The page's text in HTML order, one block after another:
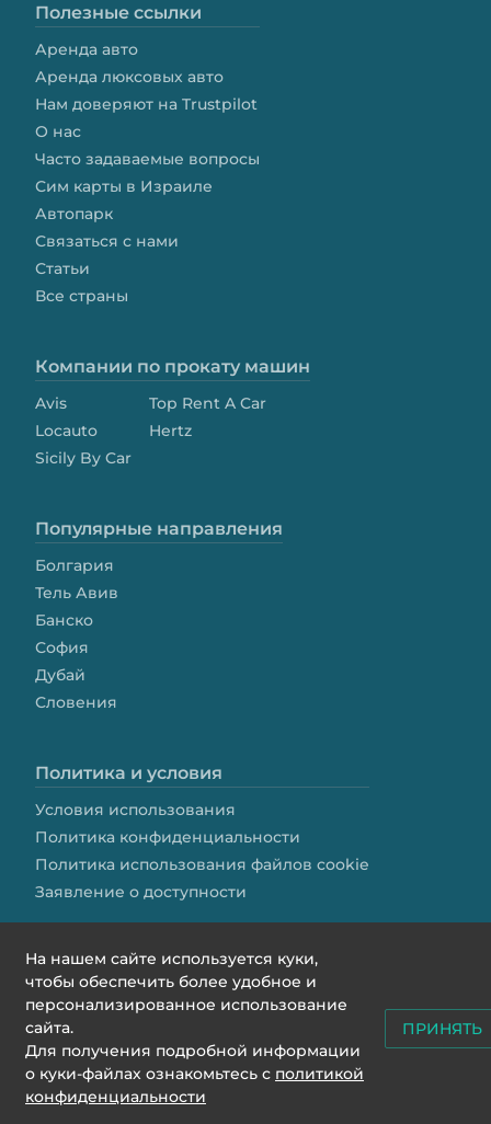
На нашем сайте используется куки,
чтобы обеспечить более удобное и
персонализированное использование
сайта.
Для получения подробной информации
о куки-файлах ознакомьтесь с политикой
конфиденциальности
ПРИНЯТЬ
Полезные ссылки
Аренда авто
Аренда люксовых авто
Нам доверяют на Trustpilot
О нас
Часто задаваемые вопросы
Сим карты в Израиле
Автопарк
Связаться с нами
Статьи
Все страны
Компании по прокату машин
Avis
Locauto
Sicily By Car
Top Rent A Car
Hertz
Популярные направления
Болгария
Тель Авив
Банско
София
Дубай
Словения
Политика и условия
Условия использования
Политика конфиденциальности
Политика использования файлов cookie
Заявление о доступности
contact@we4rent.com
© 2020 www.we4rent.com
Design byN1 Creative
Icons byIcons8